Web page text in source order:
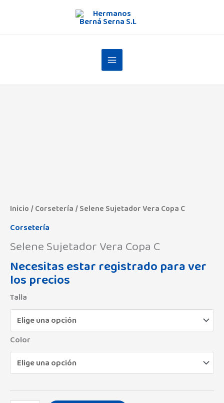
contenido
Inicio /Corsetería / Selene Sujetador Vera Copa C
Corsetería
Selene Sujetador Vera Copa C
Necesitas estar registrado para ver
los precios
Talla
Color